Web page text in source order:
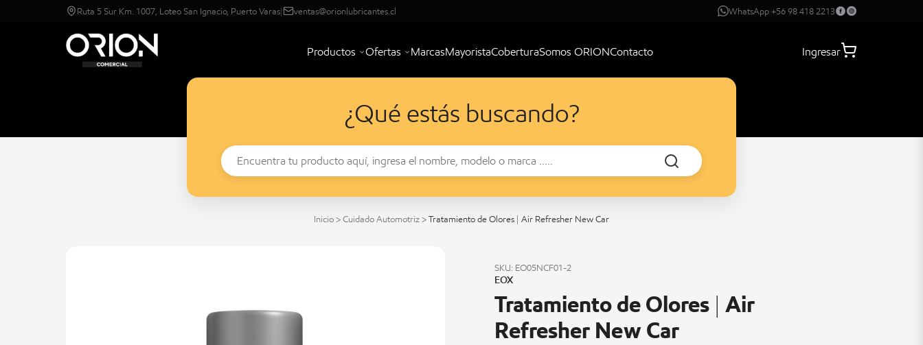
Ruta 5 Sur Km. 1007, Loteo San Ignacio, Puerto Varas| ventas@orionlubricantes.cl WhatsApp +56 98 418 2213
Productos Ofertas MarcasMayoristaCoberturaSomos ORIONContacto Ingresar
¿Qué estás buscando?
Inicio > Cuidado Automotriz > Tratamiento de Olores | Air Refresher New Car
SKU: EO05NCF01-2
EOX
Tratamiento de Olores | Air
Refresher New Car